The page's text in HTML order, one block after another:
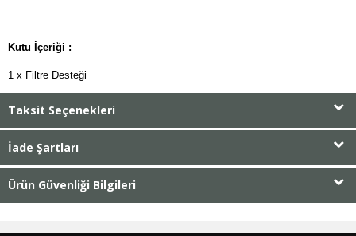
Kutu İçeriği :
1 x Filtre Desteği
Taksit Seçenekleri
İade Şartları
Ürün Güvenliği Bilgileri